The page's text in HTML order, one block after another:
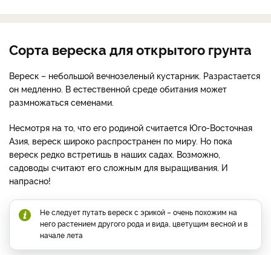
Сорта вереска для открытого грунта
Вереск – небольшой вечнозеленый кустарник. Разрастается
он медленно. В естественной среде обитания может
размножаться семенами.
Несмотря на то, что его родиной считается Юго-Восточная
Азия, вереск широко распространен по миру. Но пока
вереск редко встретишь в наших садах. Возможно,
садоводы считают его сложным для выращивания. И
напрасно!
Не следует путать вереск с эрикой – очень похожим на
него растением другого рода и вида, цветущим весной и в
начале лета